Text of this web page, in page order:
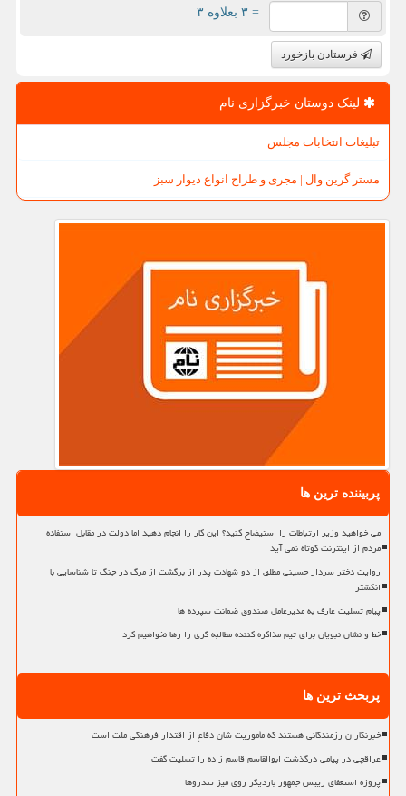
= ۳ بعلاوه ۳
فرستادن بازخورد
لینک دوستان خبرگزاری نام
تبلیغات انتخابات مجلس
مستر گرین وال | مجری و طراح انواع دیوار سبز
پربیننده ترین ها
می خواهید وزیر ارتباطات را استیضاح کنید؟ این کار را انجام دهید اما دولت در مقابل استفاده
مردم از اینترنت کوتاه نمی آید
روایت دختر سردار حسینی مطلق از دو شهادت پدر از برگشت از مرگ در جنگ تا شناسایی با
انگشتر
پیام تسلیت عارف به مدیرعامل صندوق ضمانت سپرده ها
خط و نشان نبویان برای تیم مذاکره کننده مطالبه گری را رها نخواهیم کرد
پربحث ترین ها
خبرنگاران رزمندگانی هستند که مأموریت شان دفاع از اقتدار فرهنگی ملت است
عراقچی در پیامی درگذشت ابوالقاسم قاسم زاده را تسلیت گفت
پروژه استعفای رییس جمهور باردیگر روی میز تندروها